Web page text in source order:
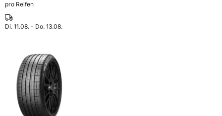
pro Reifen
Di. 11.08. - Do. 13.08.